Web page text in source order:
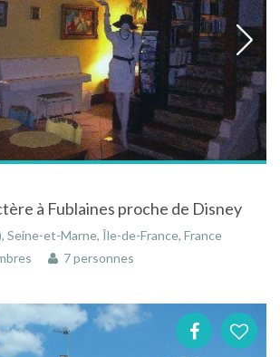
à Fublaines proche de Disney
Seine-et-Marne, Île-de-France, France
7 personnes